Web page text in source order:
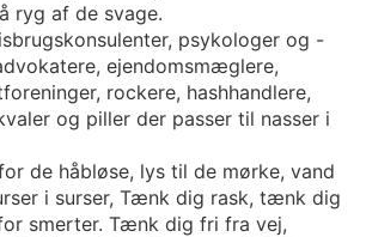
ryg af de svage.
psykologer og -
ejendomsmæglere,
rockere, hashhandlere,
og piller der passer til nasser i
de håbløse, lys til de mørke, vand
i surser, Tænk dig rask, tænk dig
smerter. Tænk dig fri fra vej,